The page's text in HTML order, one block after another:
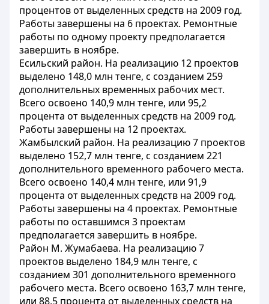
процентов от выделенных средств на 2009 год.
Работы завершены на 6 проектах. Ремонтные
работы по одному проекту предполагается
завершить в ноябре.
Есильский район. На реализацию 12 проектов
выделено 148,0 млн тенге, с созданием 259
дополнительных временных рабочих мест.
Всего освоено 140,9 млн тенге, или 95,2
процента от выделенных средств на 2009 год.
Работы завершены на 12 проектах.
Жамбылский район. На реализацию 7 проектов
выделено 152,7 млн тенге, с созданием 221
дополнительного временного рабочего места.
Всего освоено 140,4 млн тенге, или 91,9
процента от выделенных средств на 2009 год.
Работы завершены на 4 проектах. Ремонтные
работы по оставшимся 3 проектам
предполагается завершить в ноябре.
Район М. Жумабаева. На реализацию 7
проектов выделено 184,9 млн тенге, с
созданием 301 дополнительного временного
рабочего места. Всего освоено 163,7 млн тенге,
или 88,5 процента от выделенных средств на